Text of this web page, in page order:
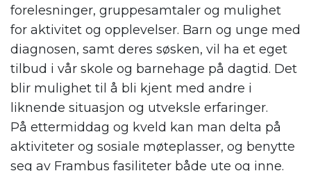
forelesninger, gruppesamtaler og mulighet
for aktivitet og opplevelser. Barn og unge med
diagnosen, samt deres søsken, vil ha et eget
tilbud i vår skole og barnehage på dagtid. Det
blir mulighet til å bli kjent med andre i
liknende situasjon og utveksle erfaringer.
På ettermiddag og kveld kan man delta på
aktiviteter og sosiale møteplasser, og benytte
seg av Frambus fasiliteter både ute og inne.